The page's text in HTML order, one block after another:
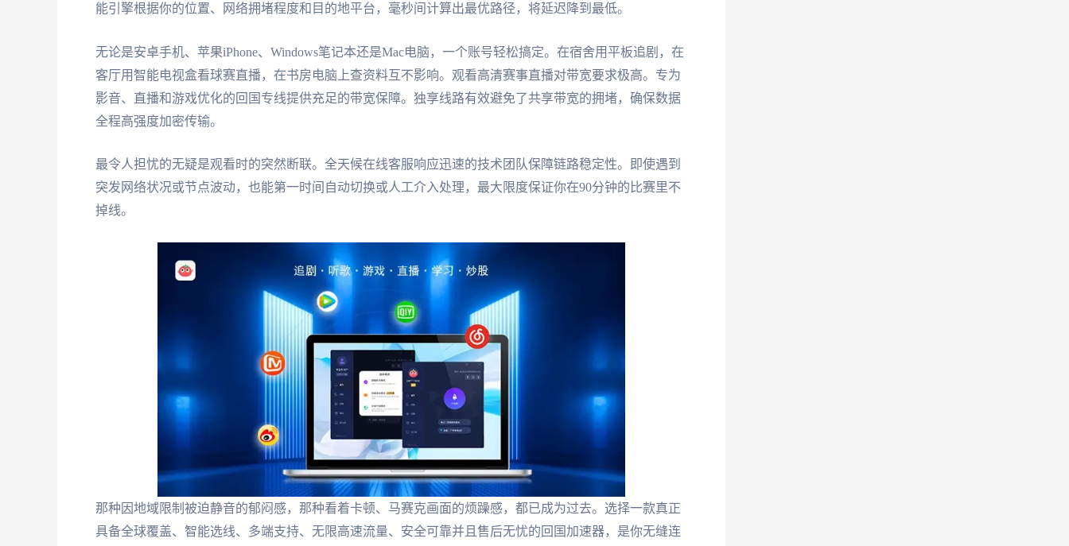
能引擎根据你的位置、网络拥堵程度和目的地平台，毫秒间计算出最优路径，将延迟降到最低。
无论是安卓手机、苹果iPhone、Windows笔记本还是Mac电脑，一个账号轻松搞定。在宿舍用平板追剧，在
客厅用智能电视盒看球赛直播，在书房电脑上查资料互不影响。观看高清赛事直播对带宽要求极高。专为
影音、直播和游戏优化的回国专线提供充足的带宽保障。独享线路有效避免了共享带宽的拥堵，确保数据
全程高强度加密传输。
最令人担忧的无疑是观看时的突然断联。全天候在线客服响应迅速的技术团队保障链路稳定性。即使遇到
突发网络状况或节点波动，也能第一时间自动切换或人工介入处理，最大限度保证你在90分钟的比赛里不
掉线。
那种因地域限制被迫静音的郁闷感，那种看着卡顿、马赛克画面的烦躁感，都已成为过去。选择一款真正
具备全球覆盖、智能选线、多端支持、无限高速流量、安全可靠并且售后无忧的回国加速器，是你无缝连